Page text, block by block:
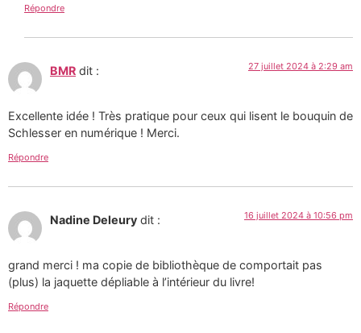
Répondre
BMR dit : 27 juillet 2024 à 2:29 am
Excellente idée ! Très pratique pour ceux qui lisent le bouquin de
Schlesser en numérique ! Merci.
Répondre
Nadine Deleury dit : 16 juillet 2024 à 10:56 pm
grand merci ! ma copie de bibliothèque de comportait pas
(plus) la jaquette dépliable à l’intérieur du livre!
Répondre